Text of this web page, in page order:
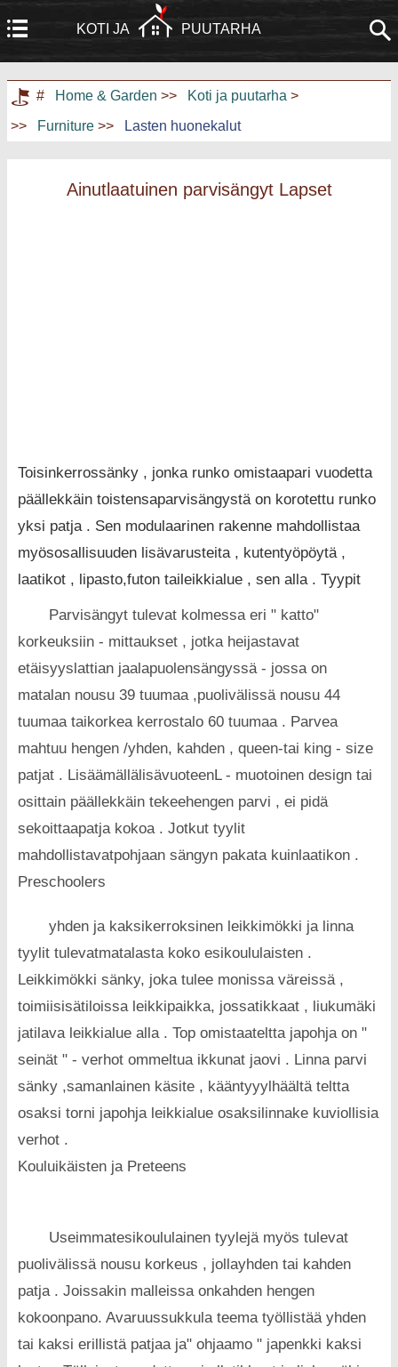
KOTI JA PUUTARHA
Koti Rakennus ja remontointi
Huonekalut Puutarha ja nurmikko
# Home & Garden >> Koti ja puutarha >
>>
Furniture >> Lasten huonekalut
Ainutlaatuinen parvisängyt Lapset
Toisinkerrossänky , jonka runko omistaapari vuodetta
päällekkäin toistensaparvisängystä on korotettu runko
yksi patja . Sen modulaarinen rakenne mahdollistaa
myösosallisuuden lisävarusteita , kutentyöpöytä ,
laatikot , lipasto,futon taileikkialue , sen alla . Tyypit
Parvisängyt tulevat kolmessa eri " katto"
korkeuksiin - mittaukset , jotka heijastavat
etäisyyslattian jaalapuolensängyssä - jossa on
matalan nousu 39 tuumaa ,puolivälissä nousu 44
tuumaa taikorkea kerrostalo 60 tuumaa . Parvea
mahtuu hengen /yhden, kahden , queen-tai king - size
patjat . LisäämällälisävuoteenL - muotoinen design tai
osittain päällekkäin tekeehengen parvi , ei pidä
sekoittaapatja kokoa . Jotkut tyylit
mahdollistavatpohjaan sängyn pakata kuinlaatikon .
Preschoolers
yhden ja kaksikerroksinen leikkimökki ja linna
tyylit tulevatmatalasta koko esikoululaisten .
Leikkimökki sänky, joka tulee monissa väreissä ,
toimiisisätiloissa leikkipaikka, jossatikkaat , liukumäki
jatilava leikkialue alla . Top omistaateltta japohja on "
seinät " - verhot ommeltua ikkunat jaovi . Linna parvi
sänky ,samanlainen käsite , kääntyyylhäältä teltta
osaksi torni japohja leikkialue osaksilinnake kuviollisia
verhot .
Kouluikäisten ja Preteens
Useimmatesikoululainen tyylejä myös tulevat
puolivälissä nousu korkeus , jollayhden tai kahden
patja . Joissakin malleissa onkahden hengen
kokoonpano. Avaruussukkula teema työllistää yhden
tai kaksi erillistä patjaa ja" ohjaamo " japenkki kaksi